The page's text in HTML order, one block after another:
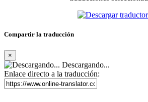
Compartir la traducción
×
Descargando...
Enlace directo a la traducción: